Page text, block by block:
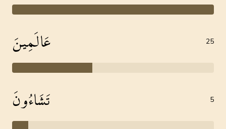
عَالَمِينَ 25
تَشَاءُونَ 5